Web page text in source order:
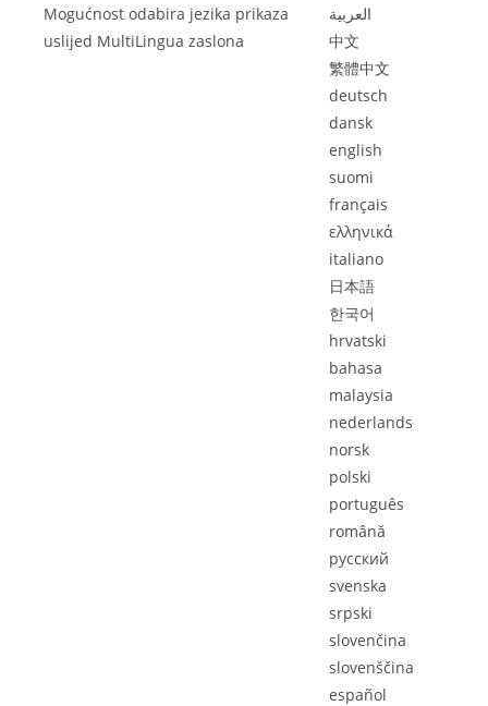
Mogućnost odabira jezika prikaza
uslijed MultiLingua zaslona
العربية
中文
繁體中文
deutsch
dansk
english
suomi
français
ελληνιкά
italiano
日本語
한국어
hrvatski
bahasa
malaysia
nederlands
norsk
polski
português
română
pусский
svenska
srpski
slovenčina
slovenščina
español